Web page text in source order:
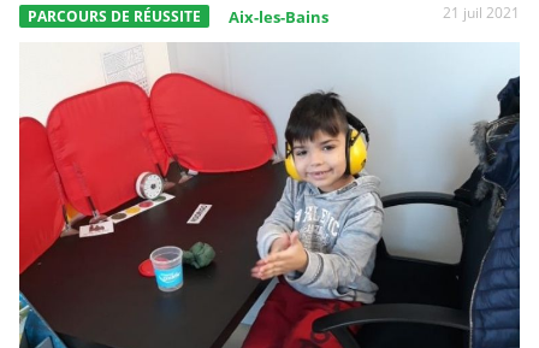
PARCOURS DE RÉUSSITE Aix-les-Bains 21 juil 2021